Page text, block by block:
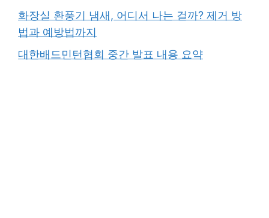
화장실 환풍기 냄새, 어디서 나는 걸까? 제거 방
법과 예방법까지
대한배드민턴협회 중간 발표 내용 요약